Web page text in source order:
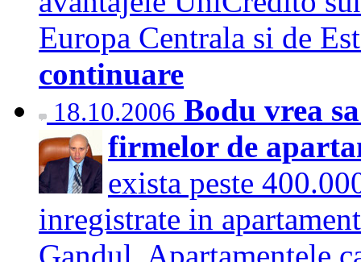
Europa Centrala si de
continuare
18.10.2006 Bodu vrea
firmelor de
exista peste
inregistrate in